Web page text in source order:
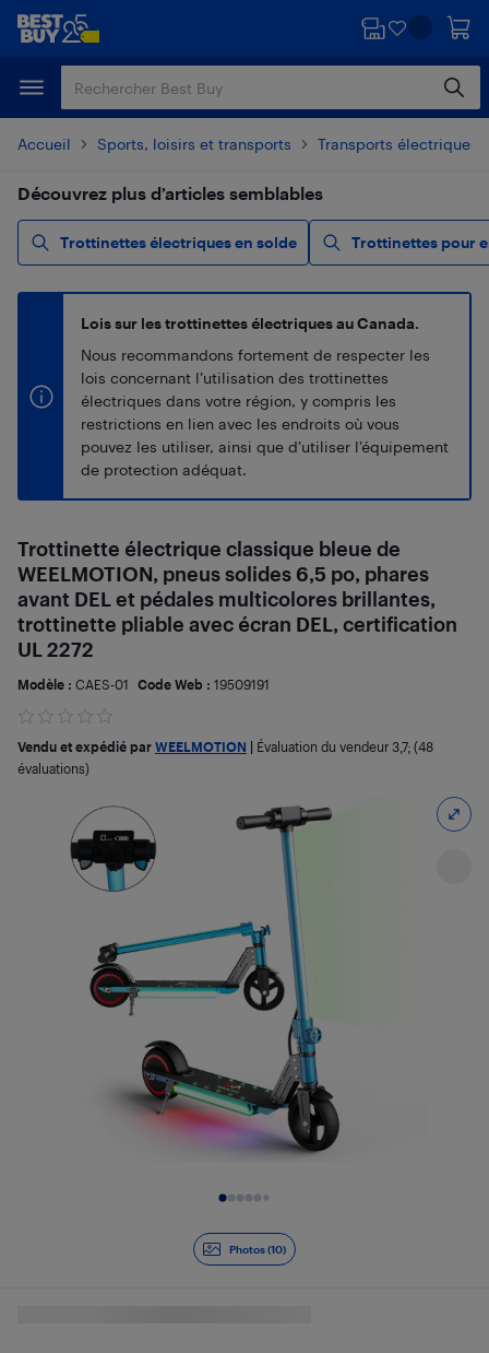
Passer
principal
Passer
Accueil Sports, loisirs et transports Transports électriques
Découvrez plus d’articles semblables
Trottinettes électriques en solde Trottinettes pour
Lois sur les trottinettes électriques au Canada.
Nous recommandons fortement de respecter les
lois concernant l’utilisation des trottinettes
électriques dans votre région, y compris les
restrictions en lien avec les endroits où vous
pouvez les utiliser, ainsi que d’utiliser l’équipement
de protection adéquat.
Photos (10)
Trottinette électrique classique bleue de
WEELMOTION, pneus solides 6,5 po, phares
avant DEL et pédales multicolores brillantes,
trottinette pliable avec écran DEL, certification
UL 2272
Modèle : CAES-01 Code Web : 19509191
Vendu et expédié par WEELMOTION Évaluation du vendeur 3,7; (48
évaluations)